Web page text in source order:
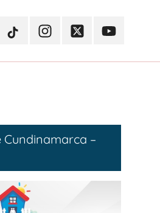
TikTokInstagramTwitterYoutube
–